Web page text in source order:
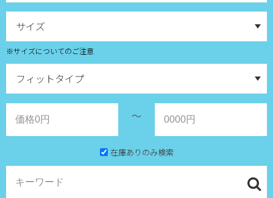
※サイズについてのご注意
～
在庫ありのみ検索